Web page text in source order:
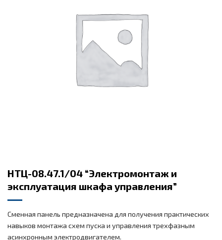
НТЦ-08.47.1/04 “Электромонтаж и
эксплуатация шкафа управления”
Сменная панель предназначена для получения практических
навыков монтажа схем пуска и управления трехфазным
асинхронным электродвигателем.